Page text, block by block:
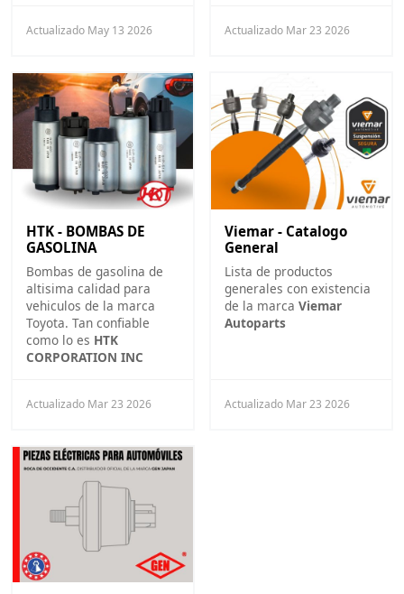
Actualizado May 13 2026 Actualizado Mar 23 2026
HTK - BOMBAS DE
GASOLINA
Bombas de gasolina de
altisima calidad para
vehiculos de la marca
Toyota. Tan confiable
como lo es HTK
CORPORATION INC
Actualizado Mar 23 2026
Viemar - Catalogo
General
Lista de productos
generales con existencia
de la marca Viemar
Autoparts
Actualizado Mar 23 2026